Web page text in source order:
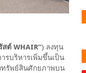
สต์ WHAIR”) ลงทุน
รบริหารเพิ่มขึ้นเป็น
ทรัพย์สินศักยภาพบน